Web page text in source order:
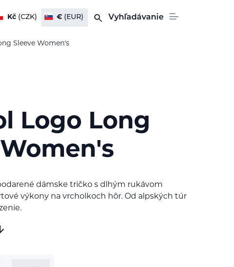
Kč(CZK) € (EUR) Vyhľadávanie
Sleeve Women's
Logo Long
dámske tričko s dlhým rukávom
výkony na vrcholkoch hôr. Od alpských túr